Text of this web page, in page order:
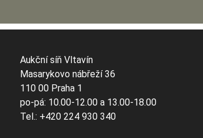
Aukční síň Vltavín
Masarykovo nábřeží 36
110 00 Praha 1
po-pá: 10.00-12.00 a 13.00-18.00
Tel.: +420 224 930 340